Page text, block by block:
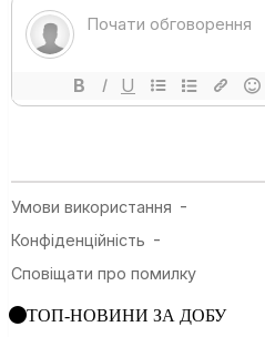
ТОП-НОВИНИ ЗА ДОБУ